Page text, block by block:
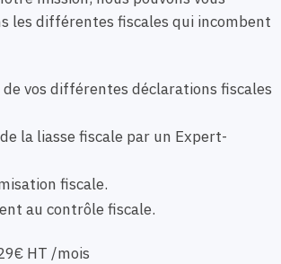
les différentes fiscales qui incombent
vos différentes déclarations fiscales
la liasse fiscale par un Expert-
fiscale.
au contrôle fiscale.
HT /mois